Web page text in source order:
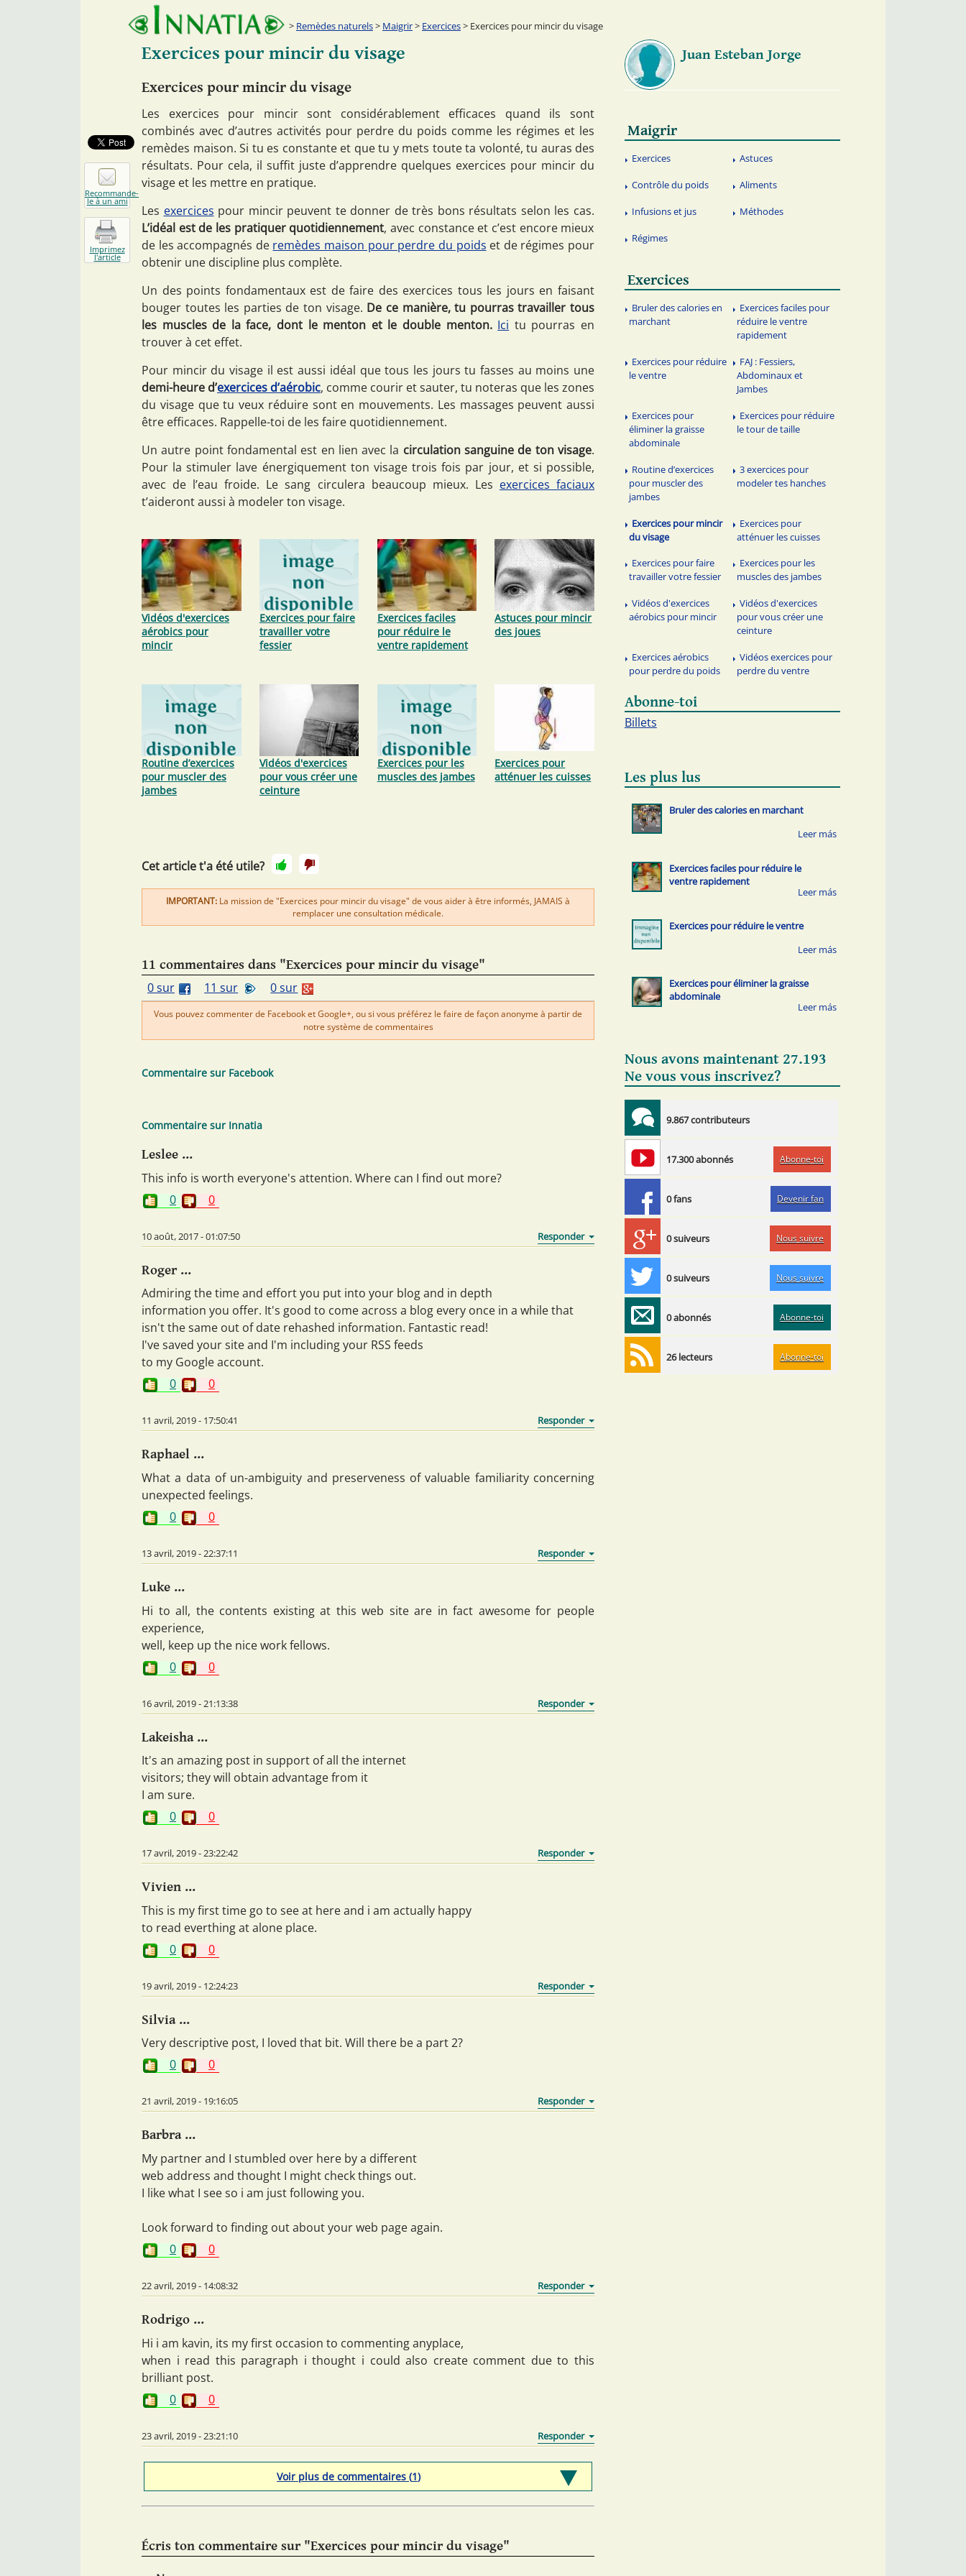
Remèdes naturels> Maigrir> Exercices> Exercices pour mincir du visage
Exercices pour mincir du visage
Exercices pour mincir du visage
Les exercices pour mincir sont considérablement efficaces quand ils sont
combinés avec d’autres activités pour perdre du poids comme les régimes et les
remèdes maison. Si tu es constante et que tu y mets toute ta volonté, tu auras des
résultats. Pour cela, il suffit juste d’apprendre quelques exercices pour mincir du
visage et les mettre en pratique.
Les exercices pour mincir peuvent te donner de très bons résultats selon les cas.
L’idéal est de les pratiquer quotidiennement, avec constance et c’est encore mieux
de les accompagnés de remèdes maison pour perdre du poids et de régimes pour
obtenir une discipline plus complète.
Un des points fondamentaux est de faire des exercices tous les jours en faisant
bouger toutes les parties de ton visage. De ce manière, tu pourras travailler tous
les muscles de la face, dont le menton et le double menton. Ici tu pourras en
trouver à cet effet.
Pour mincir du visage il est aussi idéal que tous les jours tu fasses au moins une
demi-heure d’exercices d’aérobic, comme courir et sauter, tu noteras que les zones
du visage que tu veux réduire sont en mouvements. Les massages peuvent aussi
être efficaces. Rappelle-toi de les faire quotidiennement.
Un autre point fondamental est en lien avec la circulation sanguine de ton visage.
Pour la stimuler lave énergiquement ton visage trois fois par jour, et si possible,
avec de l’eau froide. Le sang circulera beaucoup mieux. Les exercices faciaux
t’aideront aussi à modeler ton visage.
Vidéos d'exercices
aérobics pour
mincir
Exercices pour faire
travailler votre
fessier
Exercices faciles
pour réduire le
ventre rapidement
Astuces pour mincir
des joues
Routine d’exercices
pour muscler des
jambes
Vidéos d'exercices
pour vous créer une
ceinture
Exercices pour les
muscles des jambes
Exercices pour
atténuer les cuisses
Cet article t'a été utile?
IMPORTANT: La mission de "Exercices pour mincir du visage" de vous aider à être informés, JAMAIS à
remplacer une consultation médicale.
11 commentaires dans "Exercices pour mincir du visage"
0 sur
11 sur 0 sur
Vous pouvez commenter de Facebook et Google+, ou si vous préférez le faire de façon anonyme à partir de
notre système de commentaires
Commentaire sur Facebook
Commentaire sur Innatia
Leslee ...
This info is worth everyone's attention. Where can I find out more?
0
0
10 août, 2017 - 01:07:50
Roger ...
Admiring the time and effort you put into your blog and in depth
information you offer. It's good to come across a blog every once in a while that
isn't the same out of date rehashed information. Fantastic read!
I've saved your site and I'm including your RSS feeds
to my Google account.
0
0
11 avril, 2019 - 17:50:41
Raphael ...
What a data of un-ambiguity and preserveness of valuable familiarity concerning
unexpected feelings.
0
0
13 avril, 2019 - 22:37:11
Luke ...
Hi to all, the contents existing at this web site are in fact awesome for people
experience,
well, keep up the nice work fellows.
0
0
16 avril, 2019 - 21:13:38
Lakeisha ...
It's an amazing post in support of all the internet
visitors; they will obtain advantage from it
I am sure.
0
0
17 avril, 2019 - 23:22:42
Vivien ...
This is my first time go to see at here and i am actually happy
to read everthing at alone place.
0
0
19 avril, 2019 - 12:24:23
Silvia ...
Very descriptive post, I loved that bit. Will there be a part 2?
0
0
21 avril, 2019 - 19:16:05
Barbra ...
My partner and I stumbled over here by a different
web address and thought I might check things out.
I like what I see so i am just following you.
Look forward to finding out about your web page again.
0
0
22 avril, 2019 - 14:08:32
Rodrigo ...
Hi i am kavin, its my first occasion to commenting anyplace,
when i read this paragraph i thought i could also create comment due to this
brilliant post.
0
0
23 avril, 2019 - 23:21:10
Voir plus de commentaires (1)
Écris ton commentaire sur "Exercices pour mincir du visage"
Juan Esteban Jorge
Maigrir
Exercices Astuces
Contrôle du poids Aliments
Infusions et jus Méthodes
Régimes
Exercices
Bruler des calories en
marchant
Exercices faciles pour
réduire le ventre
rapidement
Exercices pour réduire
le ventre
FAJ : Fessiers,
Abdominaux et
Jambes
Exercices pour
éliminer la graisse
abdominale
Exercices pour réduire
le tour de taille
Routine d’exercices
pour muscler des
jambes
3 exercices pour
modeler tes hanches
Exercices pour mincir
du visage
Exercices pour
atténuer les cuisses
Exercices pour faire
travailler votre fessier
Exercices pour les
muscles des jambes
Vidéos d'exercices
aérobics pour mincir
Vidéos d'exercices
pour vous créer une
ceinture
Exercices aérobics
pour perdre du poids
Vidéos exercices pour
perdre du ventre
Abonne-toi
Billets
Les plus lus
Bruler des calories en marchant
Exercices faciles pour réduire le
ventre rapidement
Exercices pour réduire le ventre
Exercices pour éliminer la graisse
abdominale
Nous avons maintenant 27.193
Ne vous vous inscrivez?
9.867 contributeurs
17.300 abonnés Abonne-toi
0 fans Devenir fan
0 suiveurs Nous suivre
0 suiveurs Nous suivre
0 abonnés Abonne-toi
26 lecteurs Abonne-toi
Recommande-
le à un ami
Imprimez
l'article